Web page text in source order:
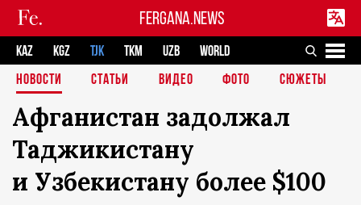
FERGANA.NEWS
KAZ KGZ TJK TKM UZB
WORLD
НОВОСТИ
СТАТЬИ ВИДЕО ФОТО СЮЖЕТЫ
Афганистан задолжал
Таджикистану
и Узбекистану более $100